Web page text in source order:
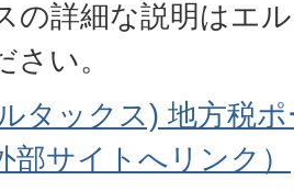
の詳細な説明はエ
さい。
タックス) 地方税
部サイトへリンク）